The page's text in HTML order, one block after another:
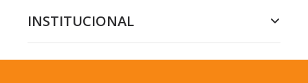
INSTITUCIONAL